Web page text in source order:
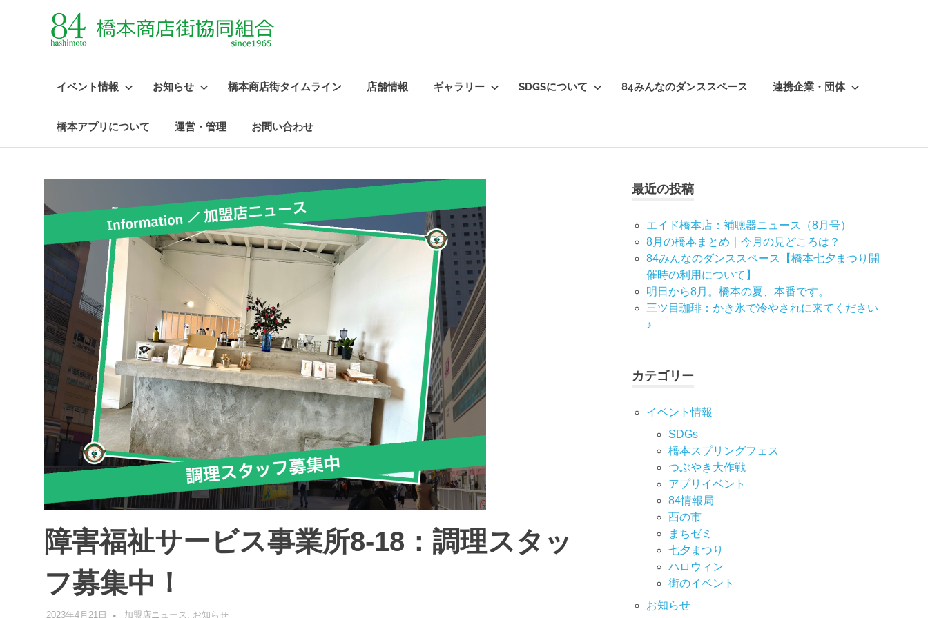
イベント情報 お知らせ 橋本商店街タイムライン 店舗情報 ギャラリー SDGSについて 84みんなのダンススペース 連携企業・団体
橋本アプリについて 運営・管理 お問い合わせ
障害福祉サービス事業所8-18：調理スタッ
フ募集中！
2023年4月21日 管理者
加盟店ニュース お知らせ
最近の投稿
エイド橋本店：補聴器ニュース（8月号）
8月の橋本まとめ｜今月の見どころは？
84みんなのダンススペース【橋本七夕まつり開
催時の利用について】
明日から8月。橋本の夏、本番です。
三ツ目珈琲：かき氷で冷やされに来てください
♪
カテゴリー
イベント情報
SDGs
橋本スプリングフェス
つぶやき大作戦
アプリイベント
84情報局
酉の市
まちゼミ
七⼣まつり
ハロウィン
街のイベント
お知らせ